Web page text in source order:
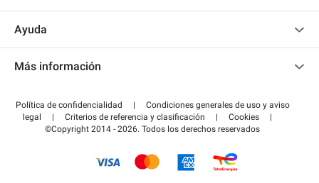
Convertirse en colaborador
Acceder a mi área de colaborador
Ayuda
Pagar el aparcamiento FLOW
Más información
Guía de estacionamiento
Política de confidencialidad |
Condiciones generales de uso y aviso
legal
| Criterios de referencia y clasificación | Cookies
|
©Copyright 2014 - 2026. Todos los derechos reservados